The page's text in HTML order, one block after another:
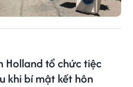
Holland tổ chức tiệc
khi bí mật kết hôn